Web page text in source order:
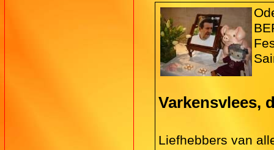
Varkensvlees,
Liefhebbers van